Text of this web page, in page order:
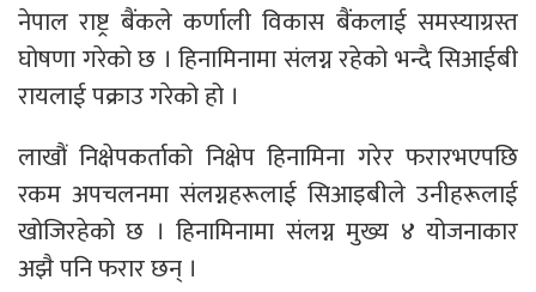
नेपाल राष्ट्र बैंकले कर्णाली विकास बैंकलाई समस्याग्रस्त
घोषणा गरेको छ । हिनामिनामा संलग्न रहेको भन्दै सिआईबी
रायलाई पक्राउ गरेको हो ।
लाखौं निक्षेपकर्ताको निक्षेप हिनामिना गरेर फरारभएपछि
रकम अपचलनमा संलग्नहरूलाई सिआइबीले उनीहरूलाई
खोजिरहेको छ । हिनामिनामा संलग्न मुख्य ४ योजनाकार
अझै पनि फरार छन् ।